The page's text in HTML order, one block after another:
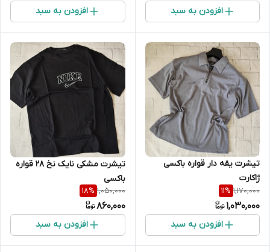
افزودن به سبد افزودن به سبد
تیشرت یقه دار قواره باکسی
ژاکارت
1,170,000
11%
1,030,000
افزودن به سبد
تیشرت مشکی نایک نخ 28 قواره
باکسی
1,050,000
18%
860,000
افزودن به سبد